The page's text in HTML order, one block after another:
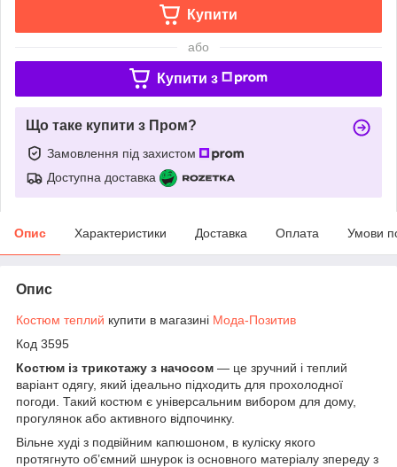
Купити
або
Купити з
Що таке купити з Пром?
Замовлення під захистом
Доступна доставка
Опис Характеристики Доставка Оплата Умови
Опис
Костюм теплий купити в магазині Мода-Позитив
Код 3595
Костюм із трикотажу з начосом — це зручний і теплий
варіант одягу, який ідеально підходить для прохолодної
погоди. Такий костюм є універсальним вибором для дому,
прогулянок або активного відпочинку.
Вільне худі з подвійним капюшоном, в куліску якого
протягнуто об’ємний шнурок із основного матеріалу зпереду з